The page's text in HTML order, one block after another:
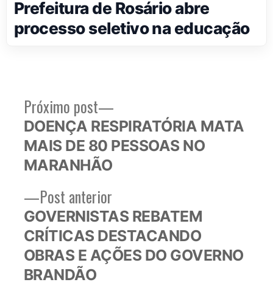
Prefeitura de Rosário abre
processo seletivo na educação
Navegação
de
Post
Post anteriorPost
anterior:
GOVERNISTAS REBATEM
CRÍTICAS DESTACANDO
OBRAS E AÇÕES DO GOVERNO
BRANDÃO
Próximo post
Próximo
post:
DOENÇA RESPIRATÓRIA MATA
MAIS DE 80 PESSOAS NO
MARANHÃO